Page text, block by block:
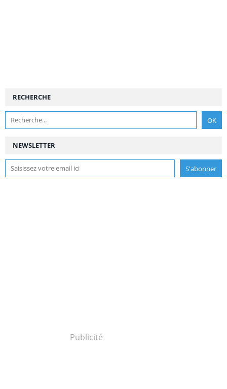
NEWSLETTER
RECHERCHE
Publicité